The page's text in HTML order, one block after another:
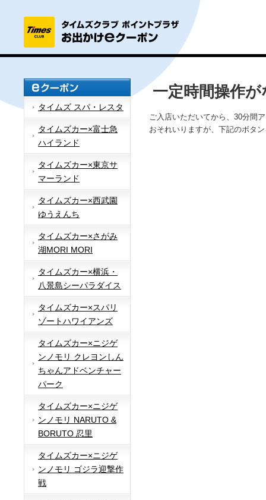
タイムズ スパ・レスタ
タイムズカー×富士急
ハイランド
タイムズカー×東京サ
マーランド
タイムズカー×西武園
ゆうえんち
タイムズカー×さがみ
湖MORI MORI
タイムズカー×横浜・
八景島シーパラダイス
タイムズカー×スパリ
ゾートハワイアンズ
タイムズカー×ニジゲ
ンノモリ クレヨンしん
ちゃんアドベンチャー
パーク
タイムズカー×ニジゲ
ンノモリ NARUTO &
BORUTO 忍里
タイムズカー×ニジゲ
ンノモリ ゴジラ迎撃作
戦
一定時間操作
ご入店いただいてから、30分間
おそれいりますが、下記のボタ